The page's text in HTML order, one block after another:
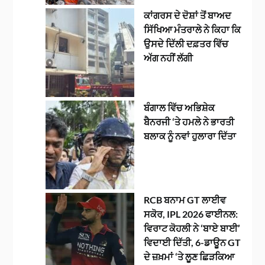
ਕਾਂਗਰਸ ਦੇ ਦੋਸ਼ਾਂ ਤੋਂ ਬਾਅਦ
ਸਿੱਖਿਆ ਮੰਤਰਾਲੇ ਨੇ ਕਿਹਾ ਕਿ
ਉਸਦੇ ਦਿੱਲੀ ਦਫ਼ਤਰ ਵਿੱਚ
ਅੱਗ ਨਹੀਂ ਲੱਗੀ
ਬੰਗਾਲ ਵਿੱਚ ਅਭਿਸ਼ੇਕ
ਬੈਨਰਜੀ ‘ਤੇ ਹਮਲੇ ਨੇ ਭਾਰਤੀ
ਬਲਾਕ ਨੂੰ ਨਵਾਂ ਹੁਲਾਰਾ ਦਿੱਤਾ
RCB ਬਨਾਮ GT ਲਾਈਵ
ਸਕੋਰ, IPL 2026 ਫਾਈਨਲ:
ਵਿਰਾਟ ਕੋਹਲੀ ਨੇ ‘ਬਾਏ ਬਾਈ’
ਵਿਦਾਈ ਦਿੱਤੀ, 6-ਡਾਊਨ GT
ਦੇ ਜ਼ਖ਼ਮਾਂ ‘ਤੇ ਲੂਣ ਛਿੜਕਿਆ